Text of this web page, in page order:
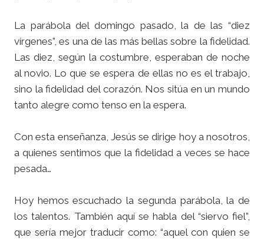
La parábola del domingo pasado, la de las “diez
vírgenes”, es una de las más bellas sobre la fidelidad.
Las diez, según la costumbre, esperaban de noche
al novio. Lo que se espera de ellas no es el trabajo,
sino la fidelidad del corazón. Nos sitúa en un mundo
tanto alegre como tenso en la espera.
Con esta enseñanza, Jesús se dirige hoy a nosotros,
a quienes sentimos que la fidelidad a veces se hace
pesada…
Hoy hemos escuchado la segunda parábola, la de
los talentos. También aquí se habla del “siervo fiel”,
que sería mejor traducir como: “aquel con quien se